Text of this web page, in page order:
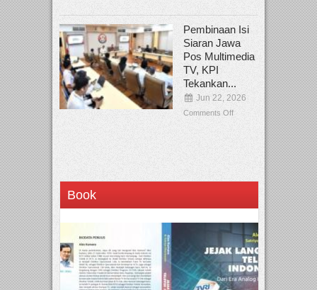
Pembinaan Isi
Siaran Jawa
Pos Multimedia
TV, KPI
Tekankan...
Jun 22, 2026
Comments Off
Book